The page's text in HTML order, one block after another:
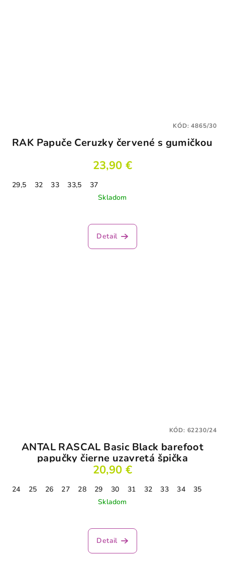
RAK Papuče Ceruzky červené s gumičkou
23,90 €
29,5 32 33 33,5
37
Skladom
Detail
KÓD:4865/30
ANTAL RASCAL Basic Black barefoot
papučky čierne uzavretá špička
20,90 €
24 25 26 27 28 29 30 31 32 33 34
35
Skladom
Detail
KÓD: 62230/24